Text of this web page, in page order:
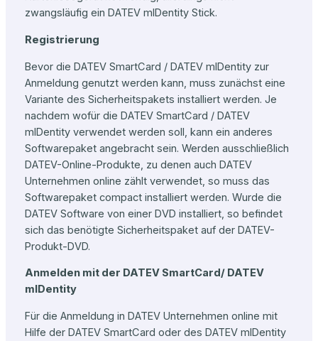
zwangsläufig ein DATEV mIDentity Stick.
Registrierung
Bevor die DATEV SmartCard / DATEV mIDentity zur
Anmeldung genutzt werden kann, muss zunächst eine
Variante des Sicherheitspakets installiert werden. Je
nachdem wofür die DATEV SmartCard / DATEV
mIDentity verwendet werden soll, kann ein anderes
Softwarepaket angebracht sein. Werden ausschließlich
DATEV-Online-Produkte, zu denen auch DATEV
Unternehmen online zählt verwendet, so muss das
Softwarepaket compact installiert werden. Wurde die
DATEV Software von einer DVD installiert, so befindet
sich das benötigte Sicherheitspaket auf der DATEV-
Produkt-DVD.
Anmelden mit der DATEV SmartCard/ DATEV
mIDentity
Für die Anmeldung in DATEV Unternehmen online mit
Hilfe der DATEV SmartCard oder des DATEV mIDentity